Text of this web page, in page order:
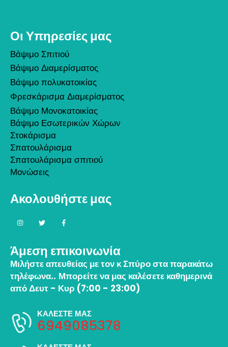
Οι Υπηρεσίες μας
Βάψιμο Σπιτιού
Βάψιμο Διαμερίσματος
Βάψιμο πολυκατοικίας
Φρεσκάρισμα Διαμερίσματος
Βάψιμο Μονοκατοικίας
Βάψιμο Εσωτερικών Χώρων
Στοκάρισμα
Σπατουλάρισμα
Σπατουλάρισμα σπιτιού
Μονώσεις
Ακολουθήστε μας
Άμεση επικοινωνία
Μιλήστε απευθείας με τον κ Σπύρο στα παρακάτω
τηλέφωνα.. Μπορείτε να μας καλέσετε καθημερινά
από Δευτ - Κυρ (7:00 - 23:00)
ΚΑΛΕΣΤΕ ΜΑΣ
6949085378